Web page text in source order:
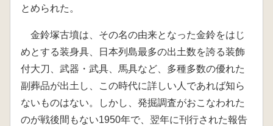
とめられた。
金鈴塚古墳は、その名の由来となった金鈴をはじ
めとする装身具、日本列島最多の出土数を誇る装飾
付大刀、武器・武具、馬具など、多種多数の優れた
副葬品が出土し、この時代に詳しい人であれば知ら
ないものはない。しかし、発掘調査がおこなわれた
のが戦後間もない1950年で、翌年に刊行された報告